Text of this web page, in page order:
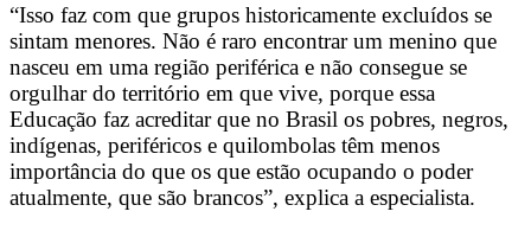
“Isso faz com que grupos historicamente excluídos se
sintam menores. Não é raro encontrar um menino que
nasceu em uma região periférica e não consegue se
orgulhar do território em que vive, porque essa
Educação faz acreditar que no Brasil os pobres, negros,
indígenas, periféricos e quilombolas têm menos
importância do que os que estão ocupando o poder
atualmente, que são brancos”, explica a especialista.